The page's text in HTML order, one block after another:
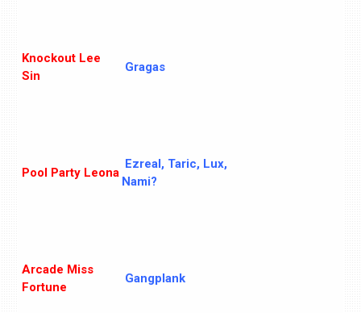
Knockout Lee
Sin
Gragas
Pool Party Leona
Ezreal, Taric, Lux,
Nami?
Arcade Miss
Fortune
Gangplank